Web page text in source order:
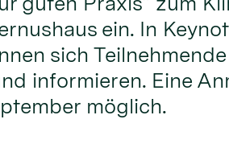
ein. In
sich Teilnehmende
informieren. Eine
möglich.